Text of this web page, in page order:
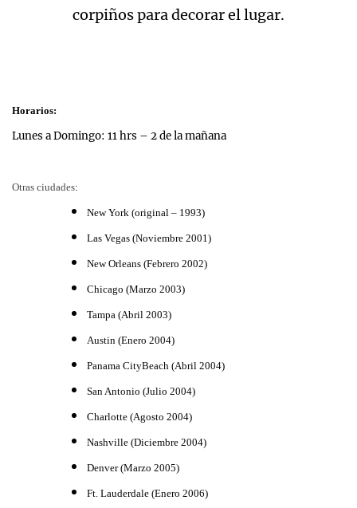
corpiños para decorar el lugar.
Horarios:
Lunes a Domingo: 11 hrs – 2 de la mañana
Otras ciudades:
New York (original – 1993)
Las Vegas (Noviembre 2001)
New Orleans (Febrero 2002)
Chicago (Marzo 2003)
Tampa (Abril 2003)
Austin (Enero 2004)
Panama CityBeach (Abril 2004)
San Antonio (Julio 2004)
Charlotte (Agosto 2004)
Nashville (Diciembre 2004)
Denver (Marzo 2005)
Ft. Lauderdale (Enero 2006)